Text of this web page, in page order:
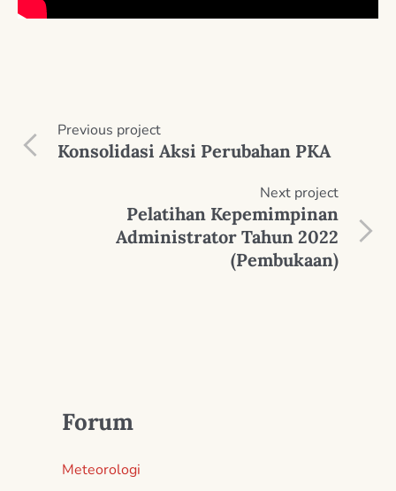
Previous project
Konsolidasi Aksi Perubahan PKA
Next project
Pelatihan Kepemimpinan
Administrator Tahun 2022
(Pembukaan)
Forum
Meteorologi